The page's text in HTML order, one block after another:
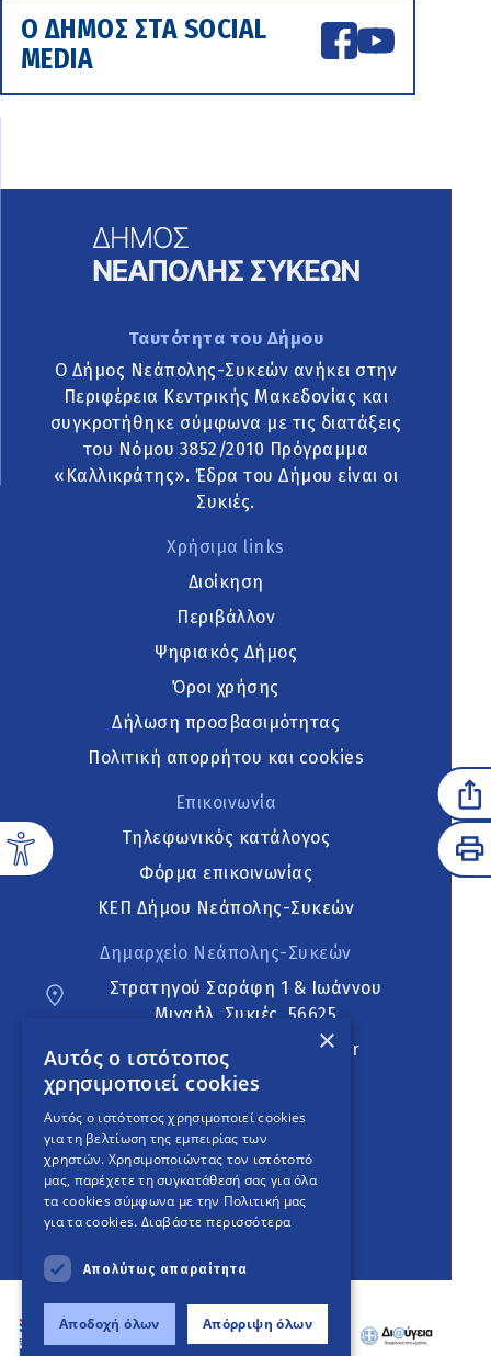
Ο ΔΗΜΟΣ ΣΤΑ SOCIAL
MEDIA
Ταυτότητα του Δήμου
Ο Δήμος Νεάπολης-Συκεών ανήκει στην
Περιφέρεια Κεντρικής Μακεδονίας και
συγκροτήθηκε σύμφωνα με τις διατάξεις
του Νόμου 3852/2010 Πρόγραμμα
«Καλλικράτης». Έδρα του Δήμου είναι οι
Συκιές.
Χρήσιμα links
Διοίκηση
Περιβάλλον
Ψηφιακός Δήμος
Όροι χρήσης
Δήλωση προσβασιμότητας
Πολιτική απορρήτου και cookies
Επικοινωνία
Τηλεφωνικός κατάλογος
Φόρμα επικοινωνίας
ΚΕΠ Δήμου Νεάπολης-Συκεών
Δημαρχείο Νεάπολης-Συκεών
Στρατηγού Σαράφη 1 & Ιωάννου
Μιχαήλ, Συκιές, 56625
neapoli.sykies@ddt.gov.gr
Ακολουθήστε
English Version
An project
×
Αυτός ο ιστότοπος
χρησιμοποιεί cookies
Αυτός ο ιστότοπος χρησιμοποιεί cookies
για τη βελτίωση της εμπειρίας των
χρηστών. Χρησιμοποιώντας τον ιστότοπό
μας, παρέχετε τη συγκατάθεσή σας για όλα
τα cookies σύμφωνα με την Πολιτική μας
για τα cookies. Διαβάστε περισσότερα
Απολύτως απαραίτητα
Αποδοχή όλων Απόρριψη όλων